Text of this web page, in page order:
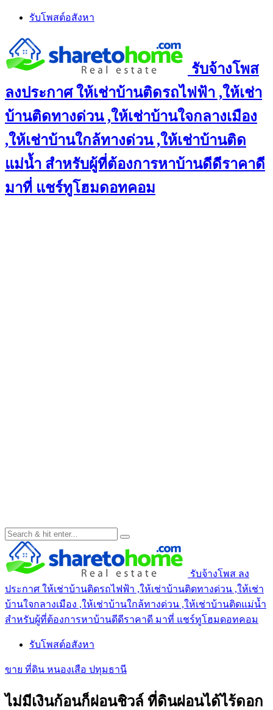
Skip
content
รับโพสต์อสังหา
รับจ้างโพส
ลงประกาศ ให้เช่าบ้านติดรถไฟฟ้า ,ให้เช่า
บ้านติดทางด่วน ,ให้เช่าบ้านใจกลางเมือง
,ให้เช่าบ้านใกล้ทางด่วน ,ให้เช่าบ้านติด
แม่น้ำ สำหรับผู้ที่ต้องการหาบ้านดีดีราคาดี
มาที่ แชร์ทูโฮมดอทคอม
รับจ้างโพส ลง
ประกาศ ให้เช่าบ้านติดรถไฟฟ้า ,ให้เช่าบ้านติดทางด่วน ,ให้เช่า
บ้านใจกลางเมือง ,ให้เช่าบ้านใกล้ทางด่วน ,ให้เช่าบ้านติดแม่น้ำ
สำหรับผู้ที่ต้องการหาบ้านดีดีราคาดี มาที่ แชร์ทูโฮมดอทคอม
รับโพสต์อสังหา
ขาย ที่ดิน หนองเสือ ปทุมธานี
ไม่มีเงินก้อนก็ผ่อนชิวล์ ที่ดินผ่อนได้ไร้ดอก